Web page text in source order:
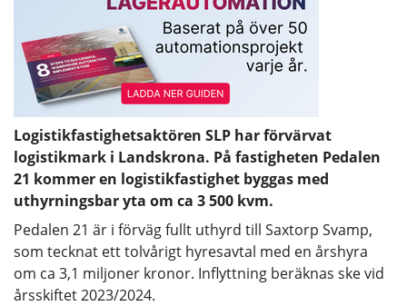
Logistikfastighetsaktören SLP har förvärvat
logistikmark i Landskrona. På fastigheten Pedalen
21 kommer en logistikfastighet byggas med
uthyrningsbar yta om ca 3 500 kvm.
Pedalen 21 är i förväg fullt uthyrd till Saxtorp Svamp,
som tecknat ett tolvårigt hyresavtal med en årshyra
om ca 3,1 miljoner kronor. Inflyttning beräknas ske vid
årsskiftet 2023/2024.